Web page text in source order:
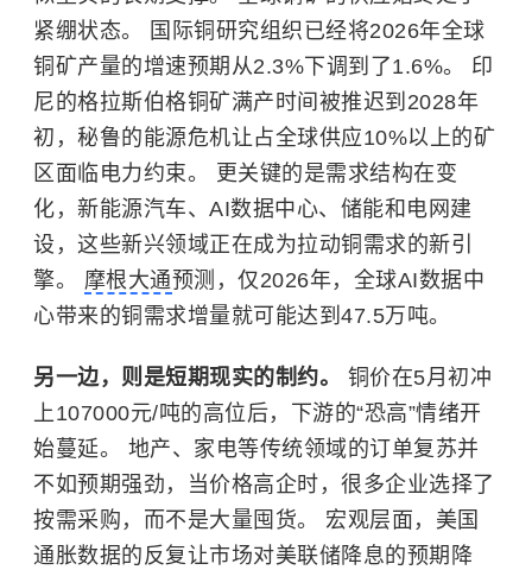
紧绷状态。 国际铜研究组织已经将2026年全球
铜矿产量的增速预期从2.3%下调到了1.6%。 印
尼的格拉斯伯格铜矿满产时间被推迟到2028年
初，秘鲁的能源危机让占全球供应10%以上的矿
区面临电力约束。 更关键的是需求结构在变
化，新能源汽车、AI数据中心、储能和电网建
设，这些新兴领域正在成为拉动铜需求的新引
擎。 摩根大通预测，仅2026年，全球AI数据中
心带来的铜需求增量就可能达到47.5万吨。
另一边，则是短期现实的制约。 铜价在5月初冲
上107000元/吨的高位后，下游的“恐高”情绪开
始蔓延。 地产、家电等传统领域的订单复苏并
不如预期强劲，当价格高企时，很多企业选择了
按需采购，而不是大量囤货。 宏观层面，美国
通胀数据的反复让市场对美联储降息的预期降